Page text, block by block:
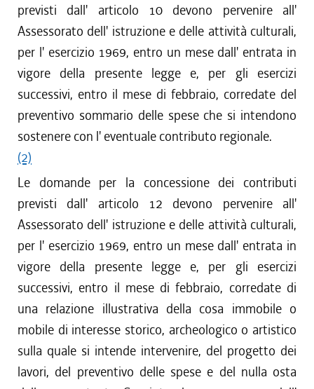
previsti dall' articolo 10 devono pervenire all'
Assessorato dell' istruzione e delle attività culturali,
per l' esercizio 1969, entro un mese dall' entrata in
vigore della presente legge e, per gli esercizi
successivi, entro il mese di febbraio, corredate del
preventivo sommario delle spese che si intendono
sostenere con l' eventuale contributo regionale.
(2)
Le domande per la concessione dei contributi
previsti dall' articolo 12 devono pervenire all'
Assessorato dell' istruzione e delle attività culturali,
per l' esercizio 1969, entro un mese dall' entrata in
vigore della presente legge e, per gli esercizi
successivi, entro il mese di febbraio, corredate di
una relazione illustrativa della cosa immobile o
mobile di interesse storico, archeologico o artistico
sulla quale si intende intervenire, del progetto dei
lavori, del preventivo delle spese e del nulla osta